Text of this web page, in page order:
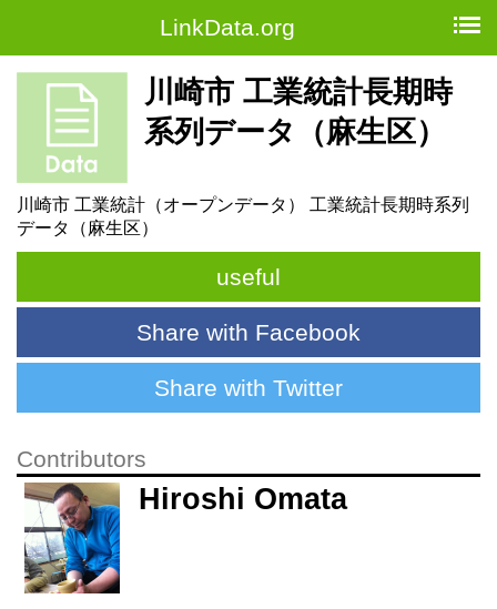
LinkData.org
川崎市 工業統計長期時
系列データ（麻生区）
川崎市 工業統計（オープンデータ） 工業統計長期時系列
データ（麻生区）
useful
Share with Facebook
Share with Twitter
Contributors
Hiroshi Omata